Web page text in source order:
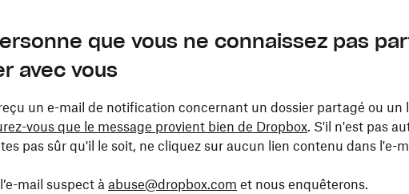
puis cliquez sur
e‑mail sous « De :».
sur l’e-mail pour l’ouvrir dans une nouvelle fenêtre.
l’ongletFichier, puis cliquez surPropriétés.
: cliquez surDétails du message(une enveloppe avec un
dessus).
le bouton droit sur l’e‑mail, puis sélectionnez Afficher la source
e‑mail sous «De :».
que vous ne connaissez pas
avec vous
un e-mail de notification concernant un dossier partagé ou un
vous que le message provient bien de Dropbox. S'il n'est pas
pas sûr qu'il le soit, ne cliquez sur aucun lien contenu dans l'e-
mail suspect àabuse@dropbox.com et nous enquêterons.